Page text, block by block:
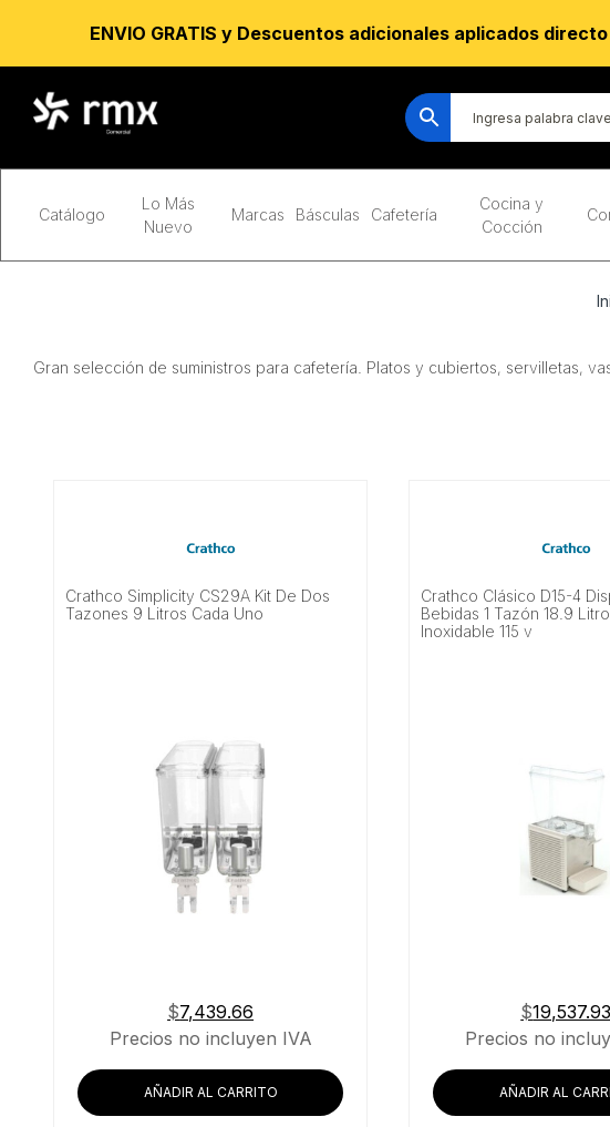
Catálogo
Lo Más
Nuevo
Marcas Básculas Cafetería
Cocina y
Cocción
Gran selección de suministros para cafetería. Platos y cubiertos, servilletas,
Crathco Simplicity CS29A Kit De Dos
Tazones 9 Litros Cada Uno
$7,439.66
Precios no incluyen IVA
AÑADIR AL CARRITO
Crathco Clásico D15-4
Bebidas 1 Tazón 18.9
Inoxidable 115 v
$19,537.93
Precios no
AÑADIR AL
ENVIO GRATIS y Descuentos adicionales aplicados